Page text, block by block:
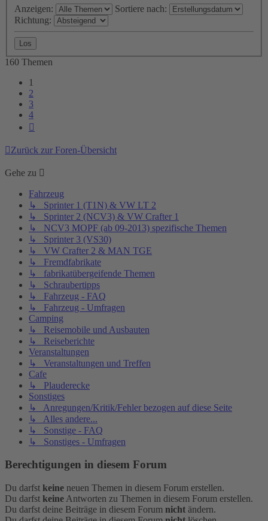
Anzeigen:
Sortiere nach:
Richtung:
160 Themen
1
2
3
4
Zurück zur Foren-Übersicht
Gehe zu
Fahrzeug
↳ Sprinter 1 (T1N) & VW LT 2
↳ Sprinter 2 (NCV3) & VW Crafter 1
↳ NCV3 MOPF (ab 09-2013) spezifische Themen
↳ Sprinter 3 (VS30)
↳ VW Crafter 2 & MAN TGE
↳ Fremdfabrikate
↳ fabrikatübergeifende Themen
↳ Schraubertipps
↳ Fahrzeug - FAQ
↳ Fahrzeug - Umfragen
Camping
↳ Reisemobile und Ausbauten
↳ Reiseberichte
Veranstaltungen
↳ Veranstaltungen und Treffen
Cafe
↳ Plauderecke
Sonstiges
↳ Anregungen/Kritik/Fehler bezogen auf diese Seite
↳ Alles andere...
↳ Sonstige - FAQ
↳ Sonstiges - Umfragen
Berechtigungen in diesem Forum
Du darfst keine neuen Themen in diesem Forum erstellen.
Du darfst keine Antworten zu Themen in diesem Forum erstellen.
Du darfst deine Beiträge in diesem Forum nicht ändern.